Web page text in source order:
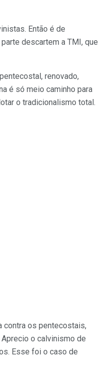
Então é de
descartem a TMI, que
renovado,
é só meio caminho para
o tradicionalismo total.
contra os pentecostais,
o calvinismo de
Esse foi o caso de